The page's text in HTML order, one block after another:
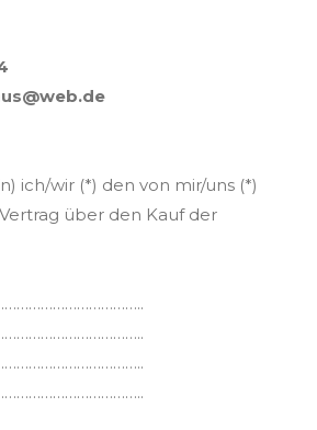
ich/wir (*) den von mir/uns (*)
über den Kauf der